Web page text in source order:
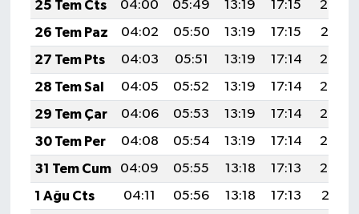
25 Tem Cts 04:00 05:49 13:19 17:15
20:38
26 Tem Paz
04:02 05:50 13:19 17:15
20:37
27 Tem Pts
04:03 05:51 13:19 17:14
20:36
28 Tem Sal
04:05 05:52 13:19 17:14
20:35
29 Tem Çar
04:06 05:53 13:19 17:14
20:34
30 Tem Per
04:08 05:54 13:19 17:14
20:33
31 Tem Cum
04:09 05:55 13:18 17:13
20:32
1 Ağu Cts
04:11 05:56 13:18 17:13
20:31